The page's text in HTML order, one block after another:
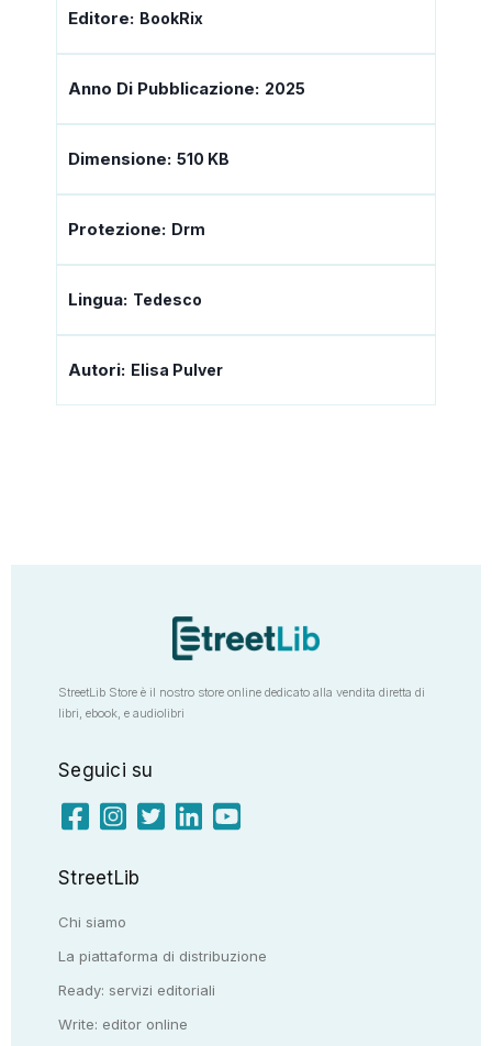
Editore: BookRix
Anno Di Pubblicazione: 2025
Dimensione: 510 KB
Protezione: Drm
Lingua: Tedesco
Autori: Elisa Pulver
StreetLib Store è il nostro store online dedicato alla vendita diretta di
libri, ebook, e audiolibri
Seguici su
StreetLib
Chi siamo
La piattaforma di distribuzione
Ready: servizi editoriali
Write: editor online